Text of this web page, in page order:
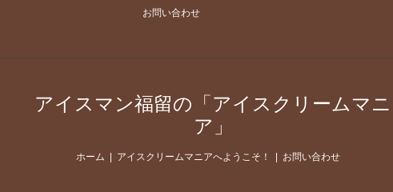
お問い合わせ
アイスマン福留の「アイスクリームマニ
ア」
ホーム アイスクリームマニアへようこそ！ お問い合わせ